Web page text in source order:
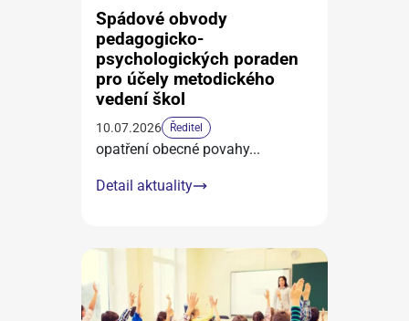
Spádové obvody
pedagogicko-
psychologických poraden
pro účely metodického
vedení škol
10.07.2026 Ředitel
opatření obecné povahy...
Detail aktuality